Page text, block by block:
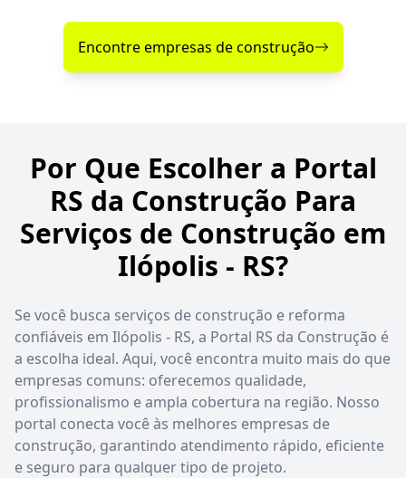
Encontre empresas de construção
Por Que Escolher a Portal
RS da Construção Para
Serviços de Construção em
Ilópolis - RS?
Se você busca serviços de construção e reforma
confiáveis em Ilópolis - RS, a Portal RS da Construção é
a escolha ideal. Aqui, você encontra muito mais do que
empresas comuns: oferecemos qualidade,
profissionalismo e ampla cobertura na região. Nosso
portal conecta você às melhores empresas de
construção, garantindo atendimento rápido, eficiente
e seguro para qualquer tipo de projeto.